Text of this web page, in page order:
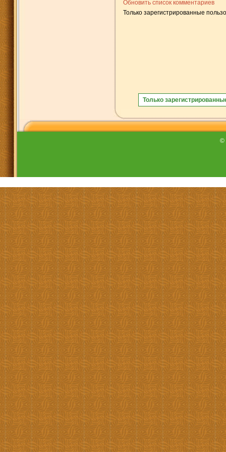
Обновить список комментариев
Только зарегистрированные
Только
©